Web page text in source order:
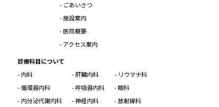
- ごあいさつ
- 施設案内
- 医院概要
- アクセス案内
診療科目について
- 内科
- 循環器内科
- 内分泌代謝内科
- 肝臓内科
- 呼吸器内科
- 神経内科
- リウマチ科
- 眼科
- 放射線科